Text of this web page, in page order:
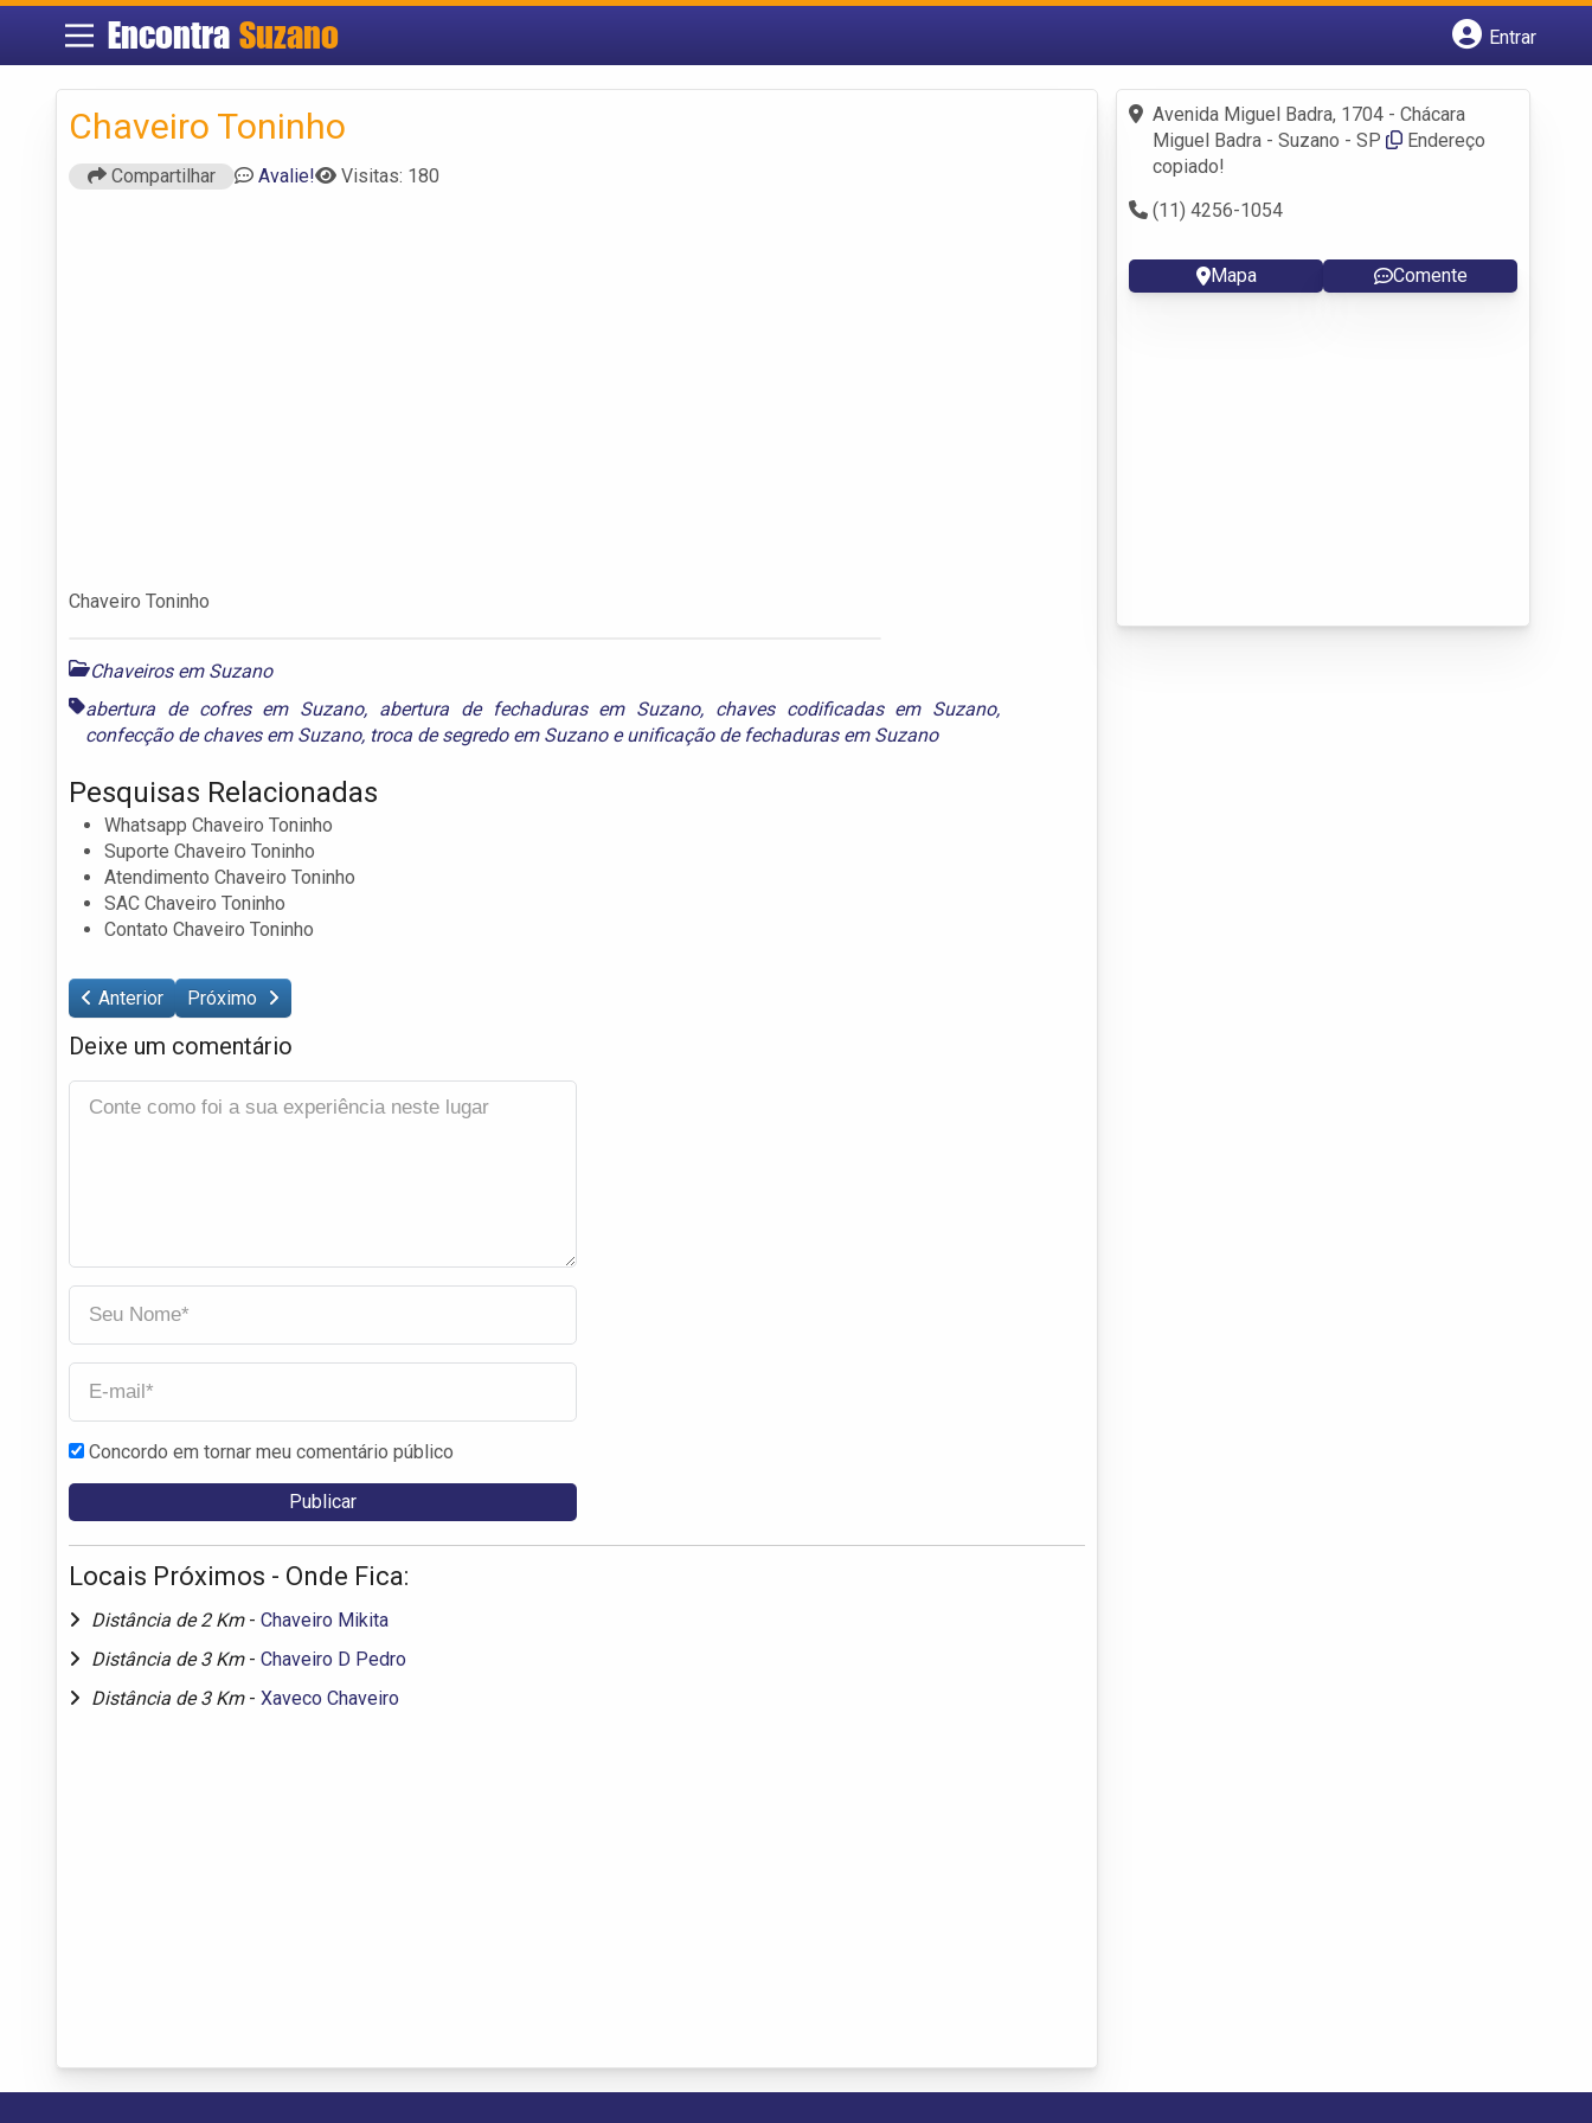
Encontra Suzano
Entrar
Fazer login
Criar conta
Chaveiro Toninho
Compartilhar Avalie! Visitas: 180
Chaveiro Toninho
Chaveiros em Suzano
abertura de cofres em Suzano, abertura de fechaduras em Suzano, chaves codificadas em Suzano,
confecção de chaves em Suzano, troca de segredo em Suzanoeunificação de fechaduras em Suzano
Pesquisas Relacionadas
Whatsapp Chaveiro Toninho
Suporte Chaveiro Toninho
Atendimento Chaveiro Toninho
SAC Chaveiro Toninho
Contato Chaveiro Toninho
Anterior Próximo
Deixe um comentário
Concordo em tornar meu comentário público
Locais Próximos - Onde Fica:
Distância de 2 Km - Chaveiro Mikita
Distância de 3 Km - Chaveiro D Pedro
Distância de 3 Km - Xaveco Chaveiro
Avenida Miguel Badra, 1704 - Chácara
Miguel Badra - Suzano - SP
Endereço
copiado!
(11) 4256-1054
Mapa Comente